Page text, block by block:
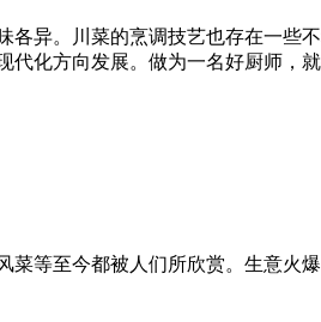
异。川菜的烹调技艺也存在一些
化方向发展。做为一名好厨师，
等至今都被人们所欣赏。生意火